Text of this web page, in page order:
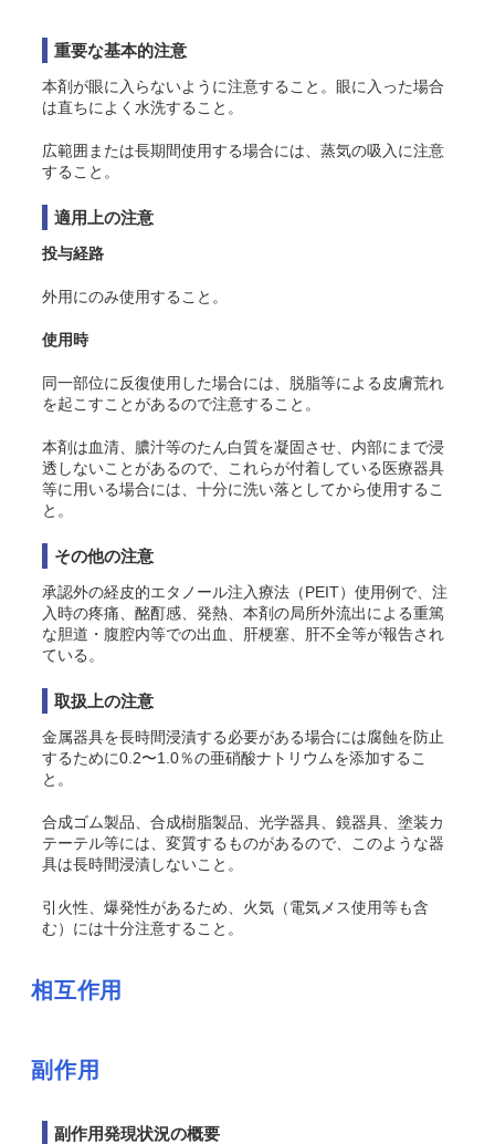
重要な基本的注意
本剤が眼に入らないように注意すること。眼に入った場合
は直ちによく水洗すること。
広範囲または長期間使用する場合には、蒸気の吸入に注意
すること。
適用上の注意
投与経路
外用にのみ使用すること。
使用時
同一部位に反復使用した場合には、脱脂等による皮膚荒れ
を起こすことがあるので注意すること。
本剤は血清、膿汁等のたん白質を凝固させ、内部にまで浸
透しないことがあるので、これらが付着している医療器具
等に用いる場合には、十分に洗い落としてから使用するこ
と。
その他の注意
承認外の経皮的エタノール注入療法（PEIT）使用例で、注
入時の疼痛、酩酊感、発熱、本剤の局所外流出による重篤
な胆道・腹腔内等での出血、肝梗塞、肝不全等が報告され
ている。
取扱上の注意
金属器具を長時間浸漬する必要がある場合には腐蝕を防止
するために0.2〜1.0％の亜硝酸ナトリウムを添加するこ
と。
合成ゴム製品、合成樹脂製品、光学器具、鏡器具、塗装カ
テーテル等には、変質するものがあるので、このような器
具は長時間浸漬しないこと。
引火性、爆発性があるため、火気（電気メス使用等も含
む）には十分注意すること。
相互作用
副作用
副作用発現状況の概要